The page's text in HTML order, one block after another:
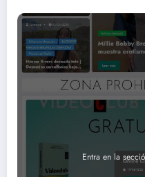
Entra en la